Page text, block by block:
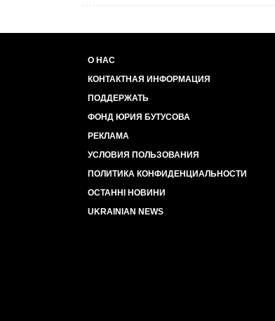
О НАС
КОНТАКТНАЯ ИНФОРМАЦИЯ
ПОДДЕРЖАТЬ
ФОНД ЮРИЯ БУТУСОВА
РЕКЛАМА
УСЛОВИЯ ПОЛЬЗОВАНИЯ
ПОЛИТИКА КОНФИДЕНЦИАЛЬНОСТИ
ОСТАННІ НОВИНИ
UKRAINIAN NEWS